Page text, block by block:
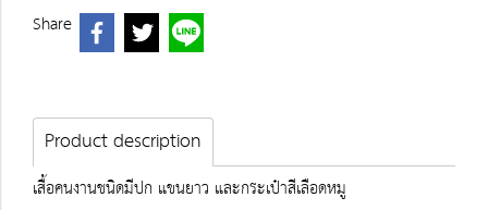
Share
Product description
เสื้อคนงานชนิดมีปก แขนยาว และกระเป๋าสีเลือดหมู